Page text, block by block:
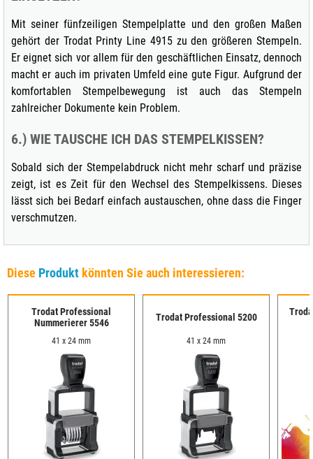
Mit seiner fünfzeiligen Stempelplatte und den großen Maßen
gehört der Trodat Printy Line 4915 zu den größeren Stempeln.
Er eignet sich vor allem für den geschäftlichen Einsatz, dennoch
macht er auch im privaten Umfeld eine gute Figur. Aufgrund der
komfortablen Stempelbewegung ist auch das Stempeln
zahlreicher Dokumente kein Problem.
6.) WIE TAUSCHE ICH DAS STEMPELKISSEN?
Sobald sich der Stempelabdruck nicht mehr scharf und präzise
zeigt, ist es Zeit für den Wechsel des Stempelkissens. Dieses
lässt sich bei Bedarf einfach austauschen, ohne dass die Finger
verschmutzen.
Diese Produktkönnten Sie auch interessieren:
Trodat Professional
Nummerierer 5546
41 x 24 mm
Trodat Professional 5200
41 x 24 mm